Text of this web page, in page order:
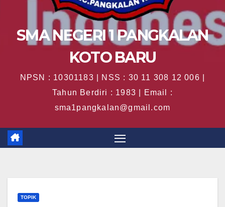
SMA NEGERI 1 PANGKALAN
KOTO BARU
NPSN : 10301183 | NSS : 30 11 308 12 006 |
Tahun Berdiri : 1983 | Email :
sma1pangkalan@gmail.com
TOPIK